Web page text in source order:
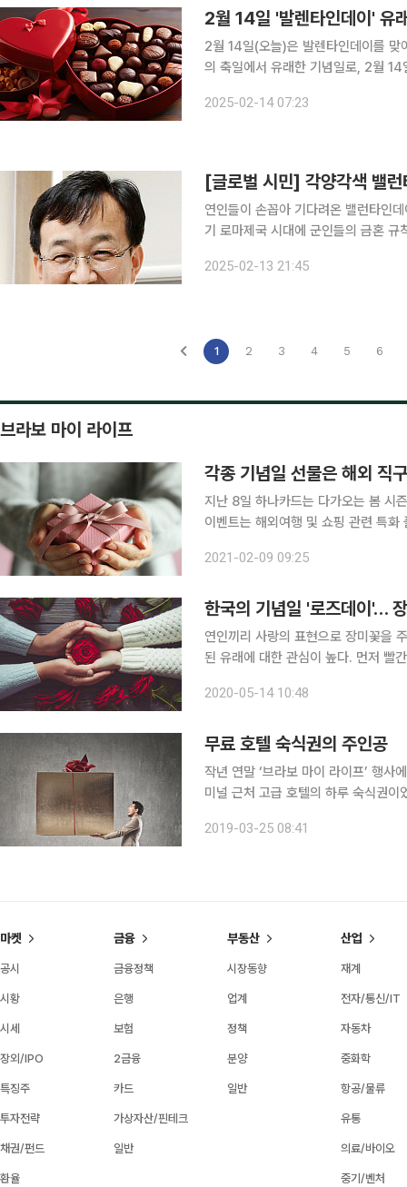
2월 14일 '발렌타인데이' 유
2월 14일(오늘)은 발렌타인데이를 맞아 유래에 대
의 축일에서 유래한 기념일로, 2월
발렌타인데이의 유래는 로마시대로
2025-02-14 07:23
[글로벌 시민] 각양각색 밸런
연인들이 손꼽아 기다려온 밸런타인
기 로마제국 시대에 군인들의 금혼
2025-02-13 21:45
1 2 3 4 5 6
브라보 마이 라이프
각종 기념일 선물은 해외 직
지난 8일 하나카드는 다가오는 봄 시즌
이벤트는 해외여행 및 쇼핑 관련 특화
될 것으로 보인다. 2월에는
2021-02-09 09:25
한국의 기념일 '로즈데이'…
연인끼리 사랑의 표현으로 장미꽃을
된 유래에 대한 관심이 높다. 먼저 빨
맹세’, 흰색 장미는 ‘순결, 존경’, 보라색
2020-05-14 10:48
무료 호텔 숙식권의 주인공
작년 연말 ‘브라보 마이 라이프’ 행사
미널 근처 고급 호텔의 하루 숙식권
용에 금년 3월 말일까지가 유효기간
2019-03-25 08:41
마켓
공시
시황
시세
장외/IPO
특징주
투자전략
채권/펀드
환율
금융
금융정책
은행
보험
2금융
카드
가상자산/핀테크
일반
부동산
시장동향
업계
정책
분양
일반
산업
재계
전자/통신/IT
자동차
중화학
항공/물류
유통
의료/바이오
중기/벤처